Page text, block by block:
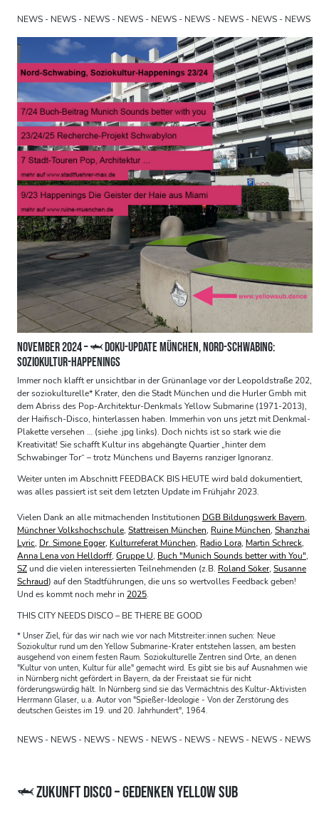
NEWS - NEWS - NEWS - NEWS - NEWS - NEWS - NEWS - NEWS - NEWS
NEWS - NEWS - NEWS - NEWS - NEWS - NEWS - NEWS - NEWS - NEWS
- NEWS - NEWS - NEWS - NEWS - NEWS - NEWS - NEWS - NEWS -
NEWS - NEWS - NEWS - NEWS - NEWS - NEWS - NEWS - NEWS - NEWS
- NEWS - NEWS - NEWS - NEWS - NEWS - NEWS - NEWS - NEWS -
NEWS - NEWS - NEWS - NEWS - NEWS - NEWS - NEWS - NEWS - NEWS
- NEWS - NEWS - NEWS - NEWS - NEWS - NEWS - NEWS - NEWS -
NEWS - NEWS - NEWS - NEWS - NEWS - NEWS - NEWS - NEWS - NEWS
- NEWS - NEWS - NEWS - NEWS - NEWS - NEWS - NEWS - NEWS -
NEWS - NEWS - NEWS - NEWS - NEWS
NOVEMBER 2024 – 🦈 DOKU-UPDATE MÜNCHEN, NORD-SCHWABING:
SOZIOKULTUR-HAPPENINGS
Immer noch klafft er unsichtbar in der Grünanlage vor der Leopoldstraße 202,
der soziokulturelle* Krater, den die Stadt München und die Hurler Gmbh mit
dem Abriss des Pop-Architektur-Denkmals Yellow Submarine (1971-2013),
der Haifisch-Disco, hinterlassen haben. Immerhin von uns jetzt mit Denkmal-
Plakette versehen … (siehe .jpg links). Doch nichts ist so stark wie die
Kreativität! Sie schafft Kultur ins abgehängte Quartier „hinter dem
Schwabinger Tor“ – trotz Münchens und Bayerns ranziger Ignoranz.
Weiter unten im Abschnitt FEEDBACK BIS HEUTE wird bald dokumentiert,
was alles passiert ist seit dem letzten Update im Frühjahr 2023.
Vielen Dank an alle mitmachenden Institutionen DGB Bildungswerk Bayern,
Münchner Volkshochschule, Stattreisen München, Ruine München, Shanzhai
Lyric, Dr. Simone Egger, Kulturreferat München, Radio Lora, Martin Schreck,
Anna Lena von Helldorff, Gruppe U, Buch "Munich Sounds better with You",
SZund die vielen interessierten Teilnehmenden (z.B. Roland Söker, Susanne
Schraud) auf den Stadtführungen, die uns so wertvolles Feedback geben!
Und es kommt noch mehr in 2025.
THIS CITY NEEDS DISCO – BE THERE BE GOOD
* Unser Ziel, für das wir nach wie vor nach Mitstreiter:innen suchen: Neue
Soziokultur rund um den Yellow Submarine-Krater entstehen lassen, am besten
ausgehend von einem festen Raum. Soziokulturelle Zentren sind Orte, an denen
"Kultur von unten, Kultur für alle" gemacht wird. Es gibt sie bis auf Ausnahmen wie
in Nürnberg nicht gefördert in Bayern, da der Freistaat sie für nicht
förderungswürdig hält. In Nürnberg sind sie das Vermächtnis des Kultur-Aktivisten
Herrmann Glaser, u.a. Autor von "Spießer-Ideologie - Von der Zerstörung des
deutschen Geistes im 19. und 20. Jahrhundert", 1964.
NEWS - NEWS - NEWS - NEWS - NEWS - NEWS - NEWS - NEWS - NEWS
NEWS - NEWS - NEWS - NEWS - NEWS - NEWS - NEWS - NEWS - NEWS
🦈 ZUKUNFT DISCO – GEDENKEN YELLOW SUB